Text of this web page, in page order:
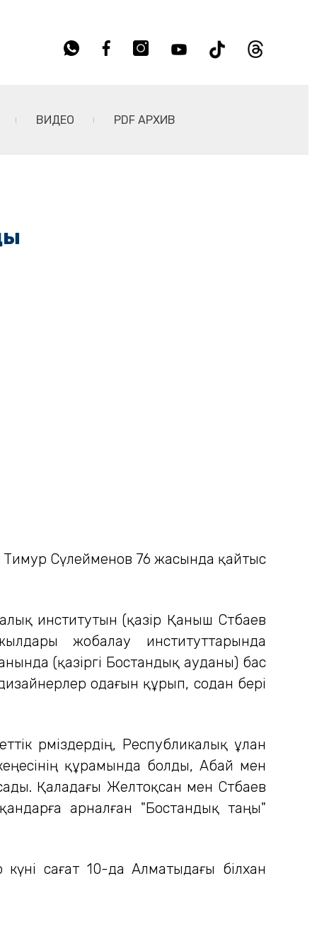
ВИДЕО PDF АРХИВ
Тимур Сүлейменов 76 жасында қайтыс
институтын (қазір Қаныш Сәтбаев
жобалау институттарында
(қазіргі Бостандық ауданы) бас
одағын құрып, содан бері
рәміздердің, Республикалық ұлан
құрамында болды, Абай мен
Қаладағы Желтоқсан мен Сәтбаев
арналған "Бостандық таңы"
сағат 10-да Алматыдағы білхан